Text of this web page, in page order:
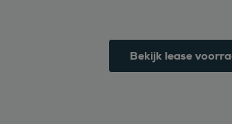
Bekijk lease